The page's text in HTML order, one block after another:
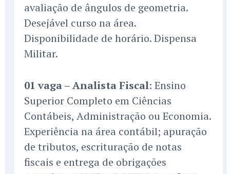
avaliação de ângulos de geometria.
Desejável curso na área.
Disponibilidade de horário. Dispensa
Militar.
01 vaga – Analista Fiscal: Ensino
Superior Completo em Ciências
Contábeis, Administração ou Economia.
Experiência na área contábil; apuração
de tributos, escrituração de notas
fiscais e entrega de obrigações